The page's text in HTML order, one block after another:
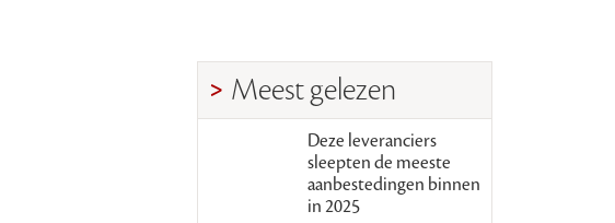
Meest gelezen
Deze leveranciers
sleepten de meeste
aanbestedingen binnen
in 2025